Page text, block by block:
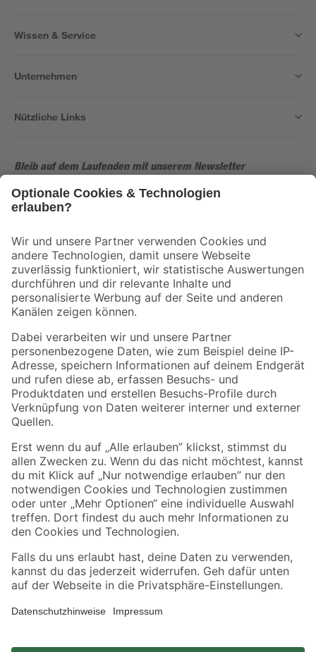
Wissen & Service
Unternehmen
Nützliche Links
Bleib auf dem Laufenden mit unserem Newsletter
Der toom Newsletter: Keine Angebote und Aktionen mehr verpassen!
Folge uns
Zahlungsarten Versandarten
Sicher einkaufen
Jetzt die toom-App herunterladen
Alle Preisangaben in EUR inkl. gesetzl. MwSt.. Die dargestellten Angebote sind unter
Umständen nicht in allen Märkten verfügbar. Die angegebenen Verfügbarkeiten beziehen
sich auf den unter "Mein Markt" ausgewählten toom Baumarkt. Alle Angebote und
*Paketversand ab 59 € versandkostenfrei, gilt nicht für Artikel mit Speditionsversand, hier
fallen zusätzliche Versandkosten an.